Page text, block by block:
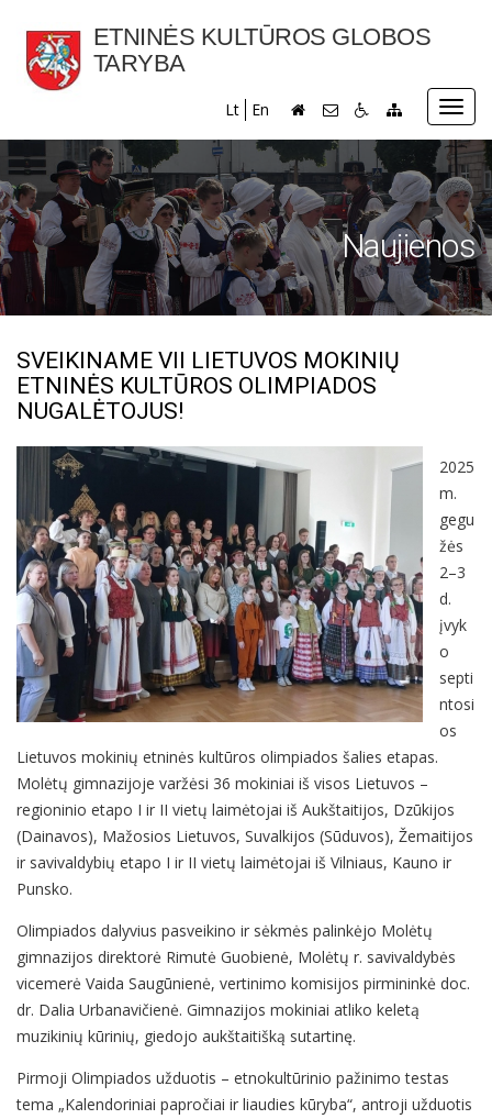
ETNINĖS KULTŪROS GLOBOS
TARYBA
Lt En
Naujienos
SVEIKINAME VII LIETUVOS MOKINIŲ
ETNINĖS KULTŪROS OLIMPIADOS
NUGALĖTOJUS!
2025
m.
gegu
žės
2–3
d.
įvyk
o
septi
ntosi
os
Lietuvos mokinių etninės kultūros olimpiados šalies etapas.
Molėtų gimnazijoje varžėsi 36 mokiniai iš visos Lietuvos –
regioninio etapo I ir II vietų laimėtojai iš Aukštaitijos, Dzūkijos
(Dainavos), Mažosios Lietuvos, Suvalkijos (Sūduvos), Žemaitijos
ir savivaldybių etapo I ir II vietų laimėtojai iš Vilniaus, Kauno ir
Punsko.
Olimpiados dalyvius pasveikino ir sėkmės palinkėjo Molėtų
gimnazijos direktorė Rimutė Guobienė, Molėtų r. savivaldybės
vicemerė Vaida Saugūnienė, vertinimo komisijos pirmininkė doc.
dr. Dalia Urbanavičienė. Gimnazijos mokiniai atliko keletą
muzikinių kūrinių, giedojo aukštaitišką sutartinę.
Pirmoji Olimpiados užduotis – etnokultūrinio pažinimo testas
tema „Kalendoriniai papročiai ir liaudies kūryba“, antroji užduotis